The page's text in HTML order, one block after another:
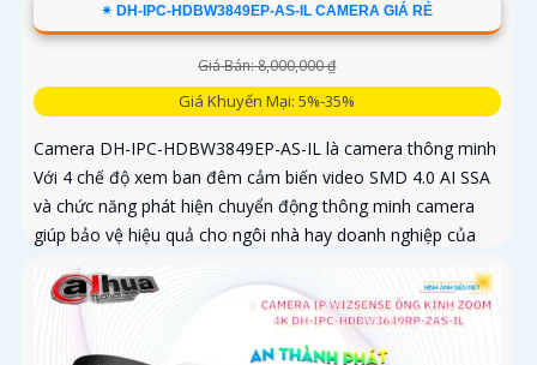
✴ DH-IPC-HDBW3849EP-AS-IL CAMERA GIÁ RẺ
Giá Bán: 8,000,000 ₫
Giá Khuyến Mại: 5%-35%
Camera DH-IPC-HDBW3849EP-AS-IL là camera thông minh
Với 4 chế độ xem ban đêm cảm biến video SMD 4.0 AI SSA
và chức năng phát hiện chuyển động thông minh camera
giúp bảo vệ hiệu quả cho ngôi nhà hay doanh nghiệp của
bạn